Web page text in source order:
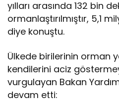
yılları arasında 132 bin
ormanlaştırılmıştır, 5,1
diye konuştu.
Ülkede birilerinin orman
kendilerini aciz
vurgulayan Bakan
devam etti: